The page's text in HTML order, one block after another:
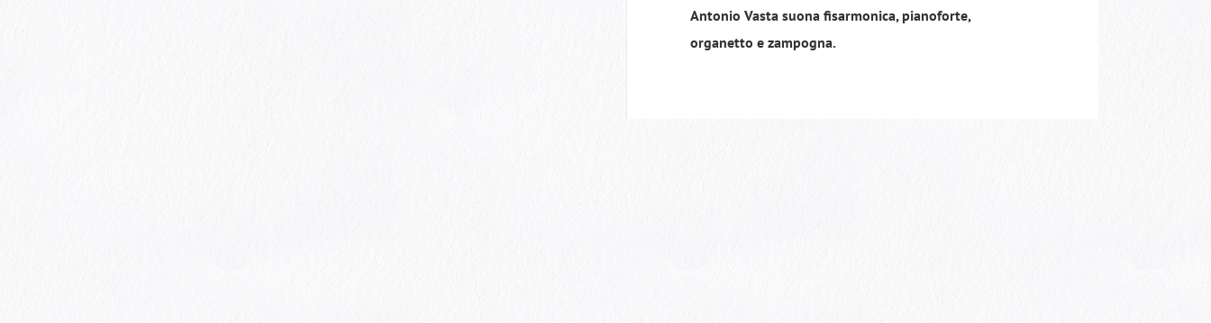
Antonio Vasta suona fisarmonica, pianoforte,
organetto e zampogna.